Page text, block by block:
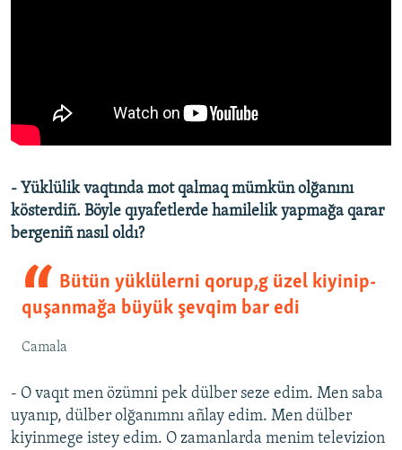
- Yüklülik vaqtında mot qalmaq mümkün olğanını
kösterdiñ. Böyle qıyafetlerde hamilelik yapmağa qarar
bergeniñ nasıl oldı?
Bütün yüklülerni qorup,g üzel kiyinip-
quşanmağa büyük şevqim bar edi
Camala
- O vaqıt men özümni pek dülber seze edim. Men saba
uyanıp, dülber olğanımnı añlay edim. Men dülber
kiyinmege istey edim. O zamanlarda menim televizion